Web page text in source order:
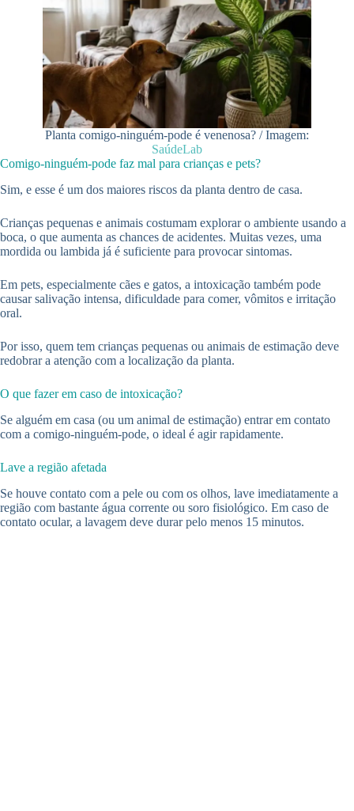
Planta comigo-ninguém-pode é venenosa? / Imagem:
SaúdeLab
Comigo-ninguém-pode faz mal para crianças e pets?
Sim, e esse é um dos maiores riscos da planta dentro de casa.
Crianças pequenas e animais costumam explorar o ambiente usando a
boca, o que aumenta as chances de acidentes. Muitas vezes, uma
mordida ou lambida já é suficiente para provocar sintomas.
Em pets, especialmente cães e gatos, a intoxicação também pode
causar salivação intensa, dificuldade para comer, vômitos e irritação
oral.
Por isso, quem tem crianças pequenas ou animais de estimação deve
redobrar a atenção com a localização da planta.
O que fazer em caso de intoxicação?
Se alguém em casa (ou um animal de estimação) entrar em contato
com a comigo-ninguém-pode, o ideal é agir rapidamente.
Lave a região afetada
Se houve contato com a pele ou com os olhos, lave imediatamente a
região com bastante água corrente ou soro fisiológico. Em caso de
contato ocular, a lavagem deve durar pelo menos 15 minutos.